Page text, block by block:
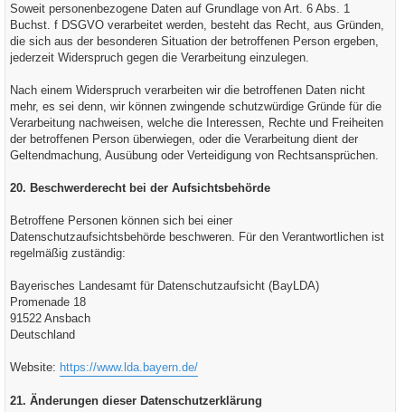
Soweit personenbezogene Daten auf Grundlage von Art. 6 Abs. 1
Buchst. f DSGVO verarbeitet werden, besteht das Recht, aus Gründen,
die sich aus der besonderen Situation der betroffenen Person ergeben,
jederzeit Widerspruch gegen die Verarbeitung einzulegen.
Nach einem Widerspruch verarbeiten wir die betroffenen Daten nicht
mehr, es sei denn, wir können zwingende schutzwürdige Gründe für die
Verarbeitung nachweisen, welche die Interessen, Rechte und Freiheiten
der betroffenen Person überwiegen, oder die Verarbeitung dient der
Geltendmachung, Ausübung oder Verteidigung von Rechtsansprüchen.
20. Beschwerderecht bei der Aufsichtsbehörde
Betroffene Personen können sich bei einer
Datenschutzaufsichtsbehörde beschweren. Für den Verantwortlichen ist
regelmäßig zuständig:
Bayerisches Landesamt für Datenschutzaufsicht (BayLDA)
Promenade 18
91522 Ansbach
Deutschland
Website: https://www.lda.bayern.de/
21. Änderungen dieser Datenschutzerklärung